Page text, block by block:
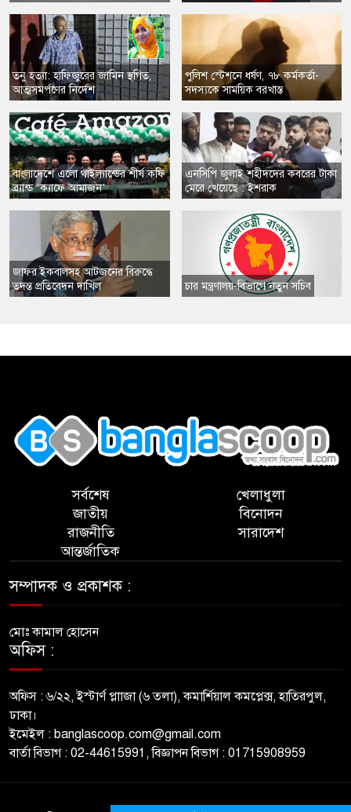
তনু হত্যা: হাফিজুরের জামিন স্থগিত,
আত্মসমর্পণের নির্দেশ
​বাংলাদেশে এলো থাইল্যান্ডের শীর্ষ কফি
ব্র্যান্ড ‘ক্যাফে আমাজন’
​জাফর ইকবালসহ আটজনের বিরুদ্ধে
তদন্ত প্রতিবেদন দাখিল
​পুলিশ স্টেশনে ধর্ষণ, ৭৮ কর্মকর্তা-
সদস্যকে সাময়িক বরখাস্ত
এনসিপি জুলাই শহীদদের কবরের টাকা
মেরে খেয়েছে : ইশরাক
​চার মন্ত্রণালয়-বিভাগে নতুন সচিব
সর্বশেষ
জাতীয়
রাজনীতি
আন্তর্জাতিক
খেলাধুলা
বিনোদন
সারাদেশ
সম্পাদক ও প্রকাশক :
মোঃ কামাল হোসেন
অফিস :
অফিস : ৬/২২, ইস্টার্ণ প্লাাজা (৬ তলা), কমার্শিয়াল কমপ্লেক্স, হাতিরপুল,
ঢাকা।
ইমেইল : banglascoop.com@gmail.com
বার্তা বিভাগ : 02-44615991, বিজ্ঞাপন বিভাগ : 01715908959